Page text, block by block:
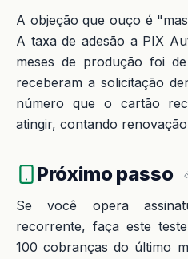
A objeção que ouço é
A taxa de adesão a PIX
meses de produção foi
receberam a solicitação
número que o cartão
atingir, contando
Próximo passo
Se você opera
recorrente, faça este
100 cobranças do último